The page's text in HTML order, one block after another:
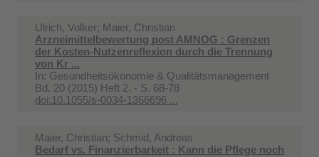
Ulrich, Volker; Maier, Christian
Arzneimittelbewertung post AMNOG : Grenzen
der Kosten-Nutzenreflexion durch die Trennung
von Kr ...
In: Gesundheitsökonomie & Qualitätsmanagement
Bd. 20 (2015) Heft 2. - S. 68-78
doi:10.1055/s-0034-1366696 ...
Maier, Christian; Schmid, Andreas
Bedarf vs. Finanzierbarkeit : Kann die Pflege noch